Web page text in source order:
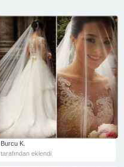
Burcu K.
tarafından eklendi.